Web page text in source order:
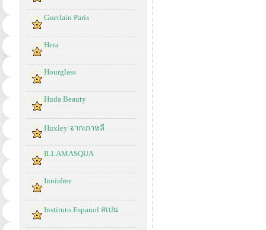
Guerlain Paris
Hera
Hourglass
Huda Beauty
Huxley จากเกาหลี
ILLAMASQUA
Innisfree
Instituto Espanol สเปน